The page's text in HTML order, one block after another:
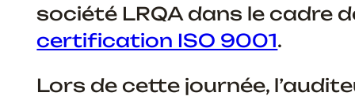
société LRQA dans le cadre
certification ISO 9001.
Lors de cette journée,